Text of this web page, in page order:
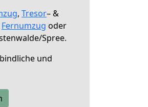
, Tresor– &
Fernumzug oder
Spree.
und